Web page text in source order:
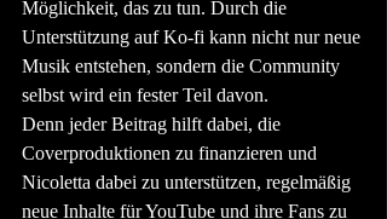
Möglichkeit, das zu tun. Durch die
Unterstützung auf Ko-fi kann nicht nur neue
Musik entstehen, sondern die Community
selbst wird ein fester Teil davon.
Denn jeder Beitrag hilft dabei, die
Coverproduktionen zu finanzieren und
Nicoletta dabei zu unterstützen, regelmäßig
neue Inhalte für YouTube und ihre Fans zu